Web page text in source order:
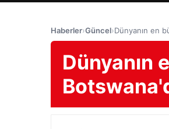
Haberler›Güncel›Dünyanın en
Dünyanın